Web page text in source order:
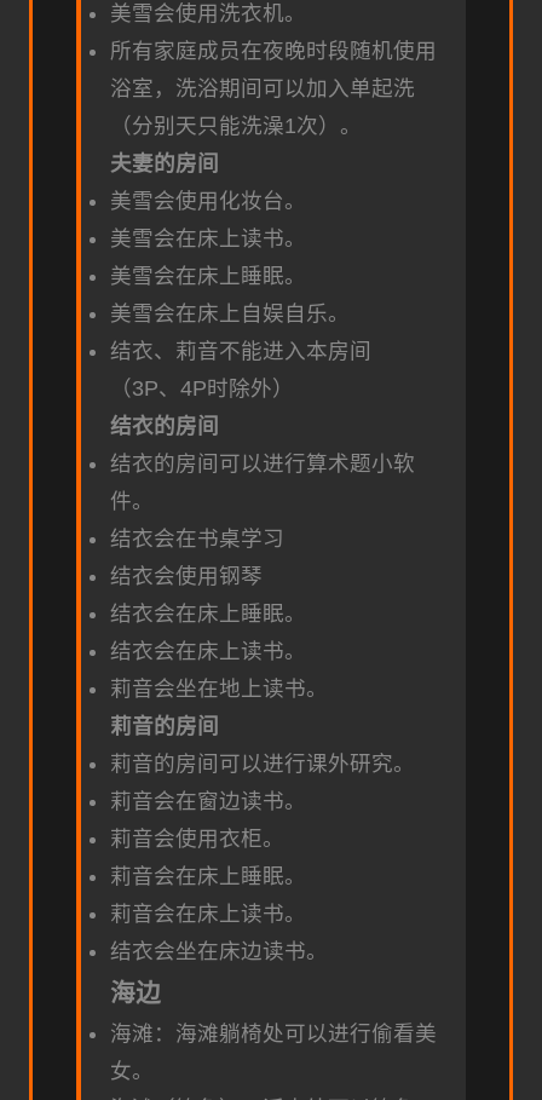
美雪会使用洗衣机。
所有家庭成员在夜晚时段随机使用
浴室，洗浴期间可以加入单起洗
（分别天只能洗澡1次）。
夫妻的房间
美雪会使用化妆台。
美雪会在床上读书。
美雪会在床上睡眠。
美雪会在床上自娱自乐。
结衣、莉音不能进入本房间
（3P、4P时除外）
结衣的房间
结衣的房间可以进行算术题小软
件。
结衣会在书桌学习
结衣会使用钢琴
结衣会在床上睡眠。
结衣会在床上读书。
莉音会坐在地上读书。
莉音的房间
莉音的房间可以进行课外研究。
莉音会在窗边读书。
莉音会使用衣柜。
莉音会在床上睡眠。
莉音会在床上读书。
结衣会坐在床边读书。
海边
海滩：海滩躺椅处可以进行偷看美
女。